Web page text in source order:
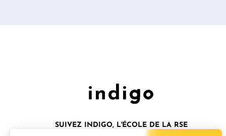
SUIVEZ INDIGO, L'ÉCOLE DE LA RSE